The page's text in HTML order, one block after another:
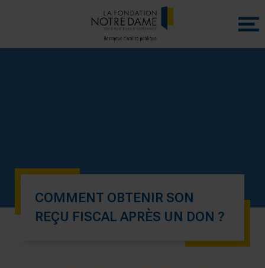
Menu
COMMENT OBTENIR SON
REÇU FISCAL APRÈS UN DON ?